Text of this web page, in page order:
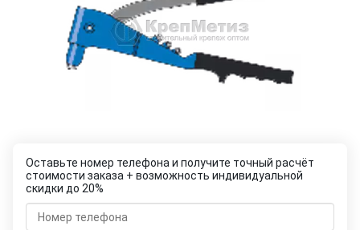
Оставьте номер телефона и получите точный расчёт
стоимости заказа + возможность индивидуальной
скидки до 20%